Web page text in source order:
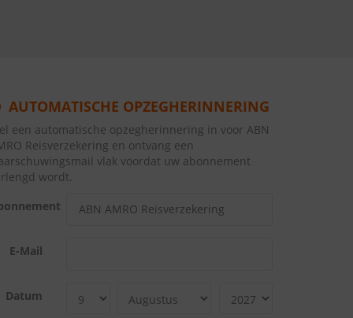
AUTOMATISCHE OPZEGHERINNERING
een automatische opzegherinnering in voor ABN
Reisverzekering en ontvang een
vlak voordat uw abonnement
wordt.
E-Mail
Datum